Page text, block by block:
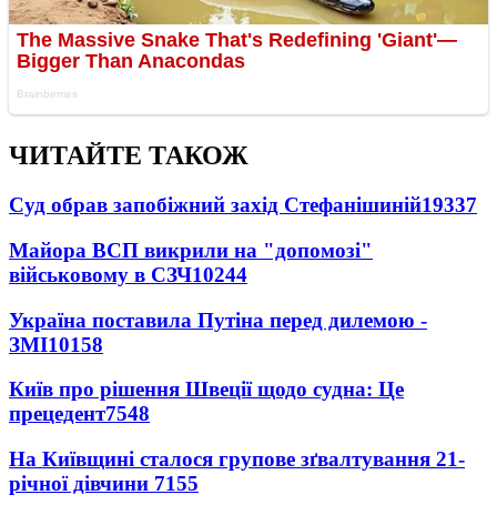
ЧИТАЙТЕ ТАКОЖ
Суд обрав запобіжний захід Стефанішиній19337
Майора ВСП викрили на "допомозі"
військовому в СЗЧ10244
Україна поставила Путіна перед дилемою -
ЗМІ10158
Київ про рішення Швеції щодо судна: Це
прецедент7548
На Київщині сталося групове зґвалтування 21-
річної дівчини 7155